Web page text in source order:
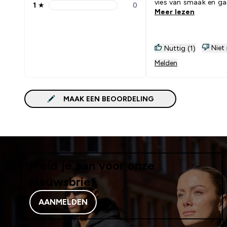
1 stars rating 0 reviews
1 ★ 0
vies van smaak en
makkelijk af met glas
groot glas water.
Meer lezen
Nuttig (1)
Niet
Melden
MAAK EEN BEOORDELING
Meld je aan voor onze
nieuwsbrief
AANMELDEN